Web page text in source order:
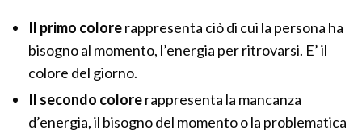
Il primo colorerappresenta ciò di cui la persona ha
bisogno al momento, l’energia per ritrovarsi. E’ il
colore del giorno.
Il secondo colorerappresenta la mancanza
d’energia, il bisogno del momento o la problematica